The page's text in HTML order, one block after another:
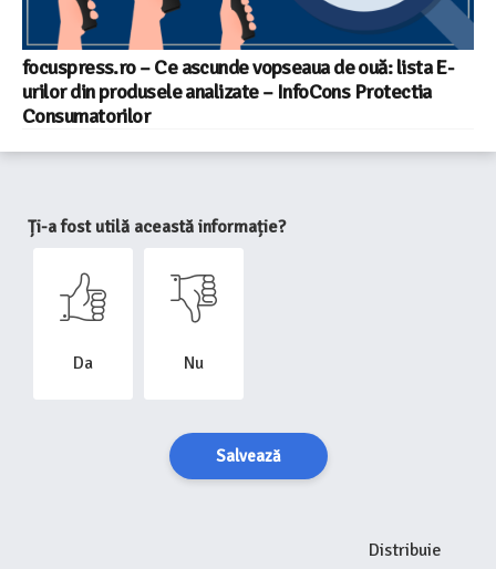
focuspress.ro – Ce ascunde vopseaua de ouă: lista E-
urilor din produsele analizate – InfoCons Protectia
Consumatorilor
Ți-a fost utilă această informație?
Da Nu
Salvează
Distribuie